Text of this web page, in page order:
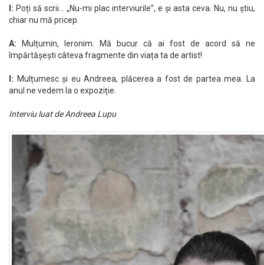
I: Poți să scrii… „Nu-mi plac interviurile”, e și asta ceva. Nu, nu știu,
chiar nu mă pricep.
A: Mulțumin, Ieronim. Mă bucur că ai fost de acord să ne
împărtășești câteva fragmente din viața ta de artist!
I: Mulțumesc și eu Andreea, plăcerea a fost de partea mea. La
anul ne vedem la o expoziție.
Interviu luat de Andreea Lupu